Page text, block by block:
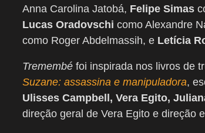
Anna Carolina Jatobá, Felipe Simas
Lucas Oradovschi como Alexandre
como Roger Abdelmassih, e Letícia
Tremembé foi inspirada nos livros de
Suzane: assassina e manipuladora,
Ulisses Campbell, Vera Egito,
direção geral de Vera Egito e direção